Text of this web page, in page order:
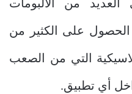
من الألبومات
الحصول على الكثير من
التي من الصعب
أي تطبيق.